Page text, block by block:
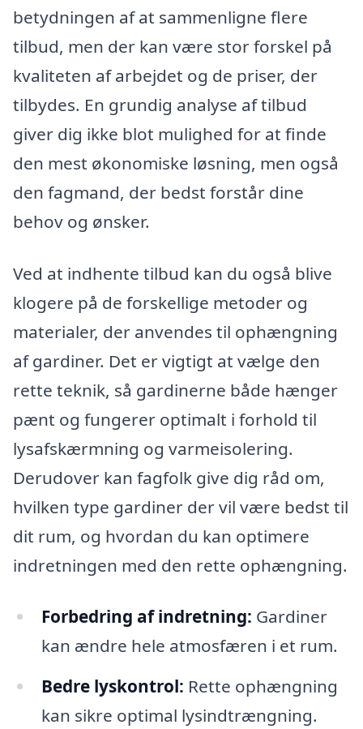
betydningen af at sammenligne flere
tilbud, men der kan være stor forskel på
kvaliteten af arbejdet og de priser, der
tilbydes. En grundig analyse af tilbud
giver dig ikke blot mulighed for at finde
den mest økonomiske løsning, men også
den fagmand, der bedst forstår dine
behov og ønsker.
Ved at indhente tilbud kan du også blive
klogere på de forskellige metoder og
materialer, der anvendes til ophængning
af gardiner. Det er vigtigt at vælge den
rette teknik, så gardinerne både hænger
pænt og fungerer optimalt i forhold til
lysafskærmning og varmeisolering.
Derudover kan fagfolk give dig råd om,
hvilken type gardiner der vil være bedst til
dit rum, og hvordan du kan optimere
indretningen med den rette ophængning.
Forbedring af indretning: Gardiner
kan ændre hele atmosfæren i et rum.
Bedre lyskontrol: Rette ophængning
kan sikre optimal lysindtrængning.